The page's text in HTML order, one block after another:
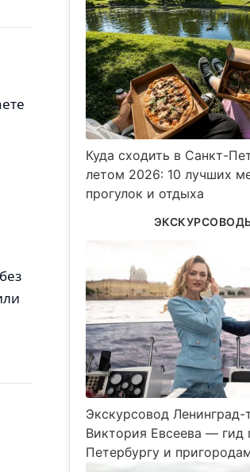
Куда сходить в Санкт-
летом 2026: 10 лучших
прогулок и отдыха
Экскурсовод Ленинград-
Виктория Евсеева — гид
Петербургу и